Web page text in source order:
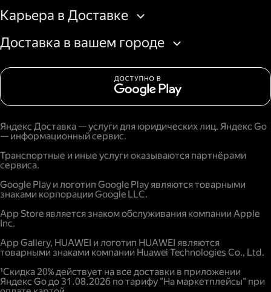
Карьера в Доставке
Доставка в вашем городе
Яндекс Доставка — услуги для юридических лиц. Яндекс Go
— информационный сервис.
Транспортные и иные услуги оказываются партнёрами
сервиса.
Google Play и логотип Google Play являются товарными
знаками корпорации Google LLC.
App Store является знаком обслуживания компании Apple
Inc.
App Gallery, HUAWEI и логотип HUAWEI являются
товарными знаками компании Huawei Technologies Co., Ltd.
¹Скидка 20% действует на все доставки в приложении
Яндекс Go до 31.08.2026 по тарифу "На маркетплейсы" при